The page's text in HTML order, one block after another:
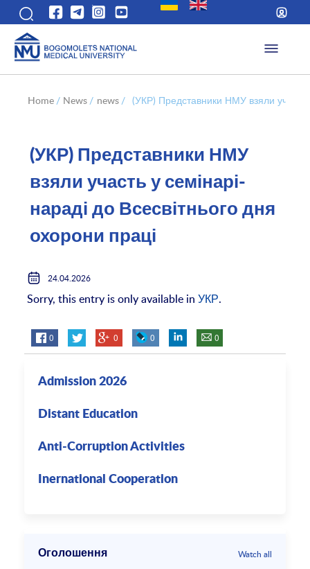
Home / News / news / (УКР) Представники НМУ взяли участь
(УКР) Представники НМУ
взяли участь у семінарі-
нараді до Всесвітнього дня
охорони праці
24.04.2026
Sorry, this entry is only available inУКР.
0 0 0 0
Admission 2026
Distant Education
Anti-Corruption Activities
Inernational Cooperation
Оголошення Watch all